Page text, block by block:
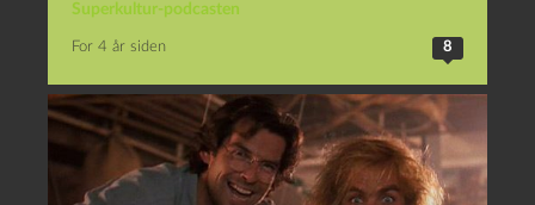
Superkultur-podcasten
For 4 år siden 8